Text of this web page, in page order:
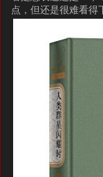
点，但还是很难看得